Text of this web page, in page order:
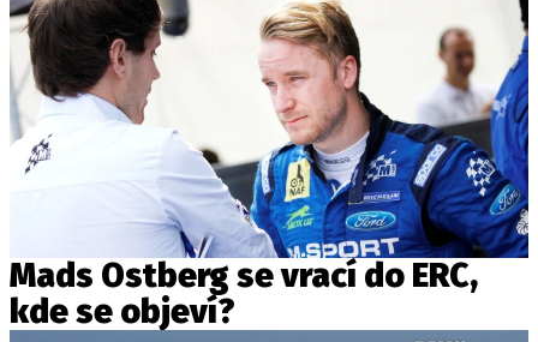
Mads Ostberg se vrací do ERC,
kde se objeví?